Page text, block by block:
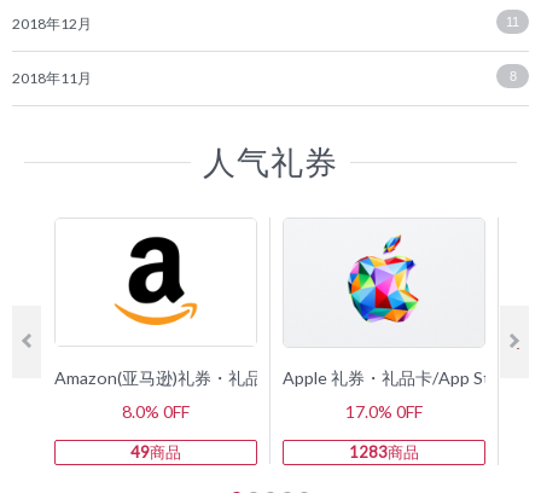
2018年12月 11
2018年11月 8
人气礼券
Amazon(亚马逊)礼券・礼品卡
8.0% 0FF
49商品
Apple 礼券・礼品卡/App Store &
17.0% 0FF
1283商品